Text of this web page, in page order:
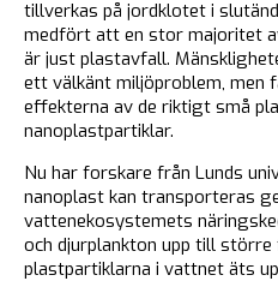
tillverkas på jordklotet i
medfört att en stor majoritet
är just plastavfall.
ett välkänt miljöproblem, men
effekterna av de riktigt små
nanoplastpartiklar.
Nu har forskare från Lunds
nanoplast kan transporteras
vattenekosystemets
och djurplankton upp till större
plastpartiklarna i vattnet äts